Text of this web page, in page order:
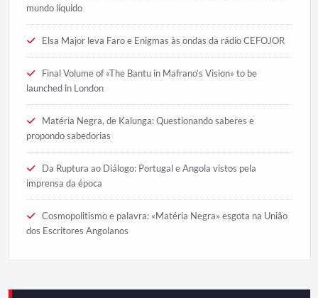
mundo líquido
Elsa Major leva Faro e Enigmas às ondas da rádio CEFOJOR
Final Volume of «The Bantu in Mafrano’s Vision» to be
launched in London
Matéria Negra, de Kalunga: Questionando saberes e
propondo sabedorias
Da Ruptura ao Diálogo: Portugal e Angola vistos pela
imprensa da época
Cosmopolitismo e palavra: «Matéria Negra» esgota na União
dos Escritores Angolanos